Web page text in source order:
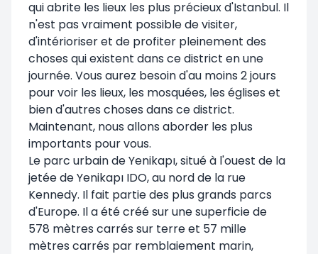
qui abrite les lieux les plus précieux d'Istanbul. Il
n'est pas vraiment possible de visiter,
d'intérioriser et de profiter pleinement des
choses qui existent dans ce district en une
journée. Vous aurez besoin d'au moins 2 jours
pour voir les lieux, les mosquées, les églises et
bien d'autres choses dans ce district.
Maintenant, nous allons aborder les plus
importants pour vous.
Le parc urbain de Yenikapı, situé à l'ouest de la
jetée de Yenikapı IDO, au nord de la rue
Kennedy. Il fait partie des plus grands parcs
d'Europe. Il a été créé sur une superficie de
578 mètres carrés sur terre et 57 mille
mètres carrés par remblaiement marin,